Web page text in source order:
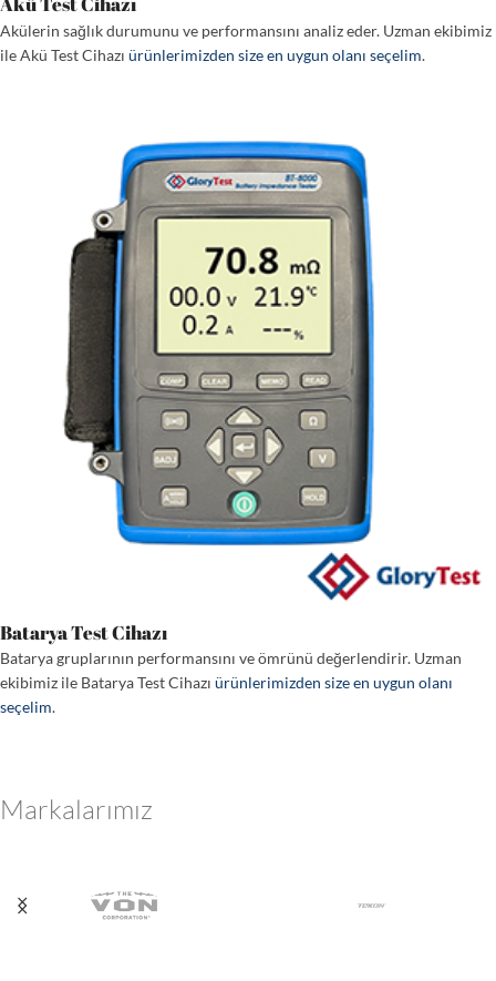
Akülerin sağlık durumunu ve performansını analiz eder. Uzman ekibimiz
ile Akü Test Cihazı ürünlerimizden size en uygun olanı seçelim.
Batarya Test Cihazı
Batarya gruplarının performansını ve ömrünü değerlendirir. Uzman
ekibimiz ile Batarya Test Cihazı ürünlerimizden size en uygun olanı
seçelim.
Markalarımız